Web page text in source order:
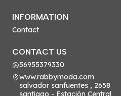
INFORMATION
Contact
CONTACT US
56955379330
www.rabbymoda.com
salvador sanfuentes , 2658
santiago - Estación Central